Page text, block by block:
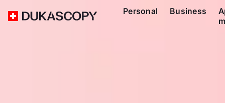
Personal Business